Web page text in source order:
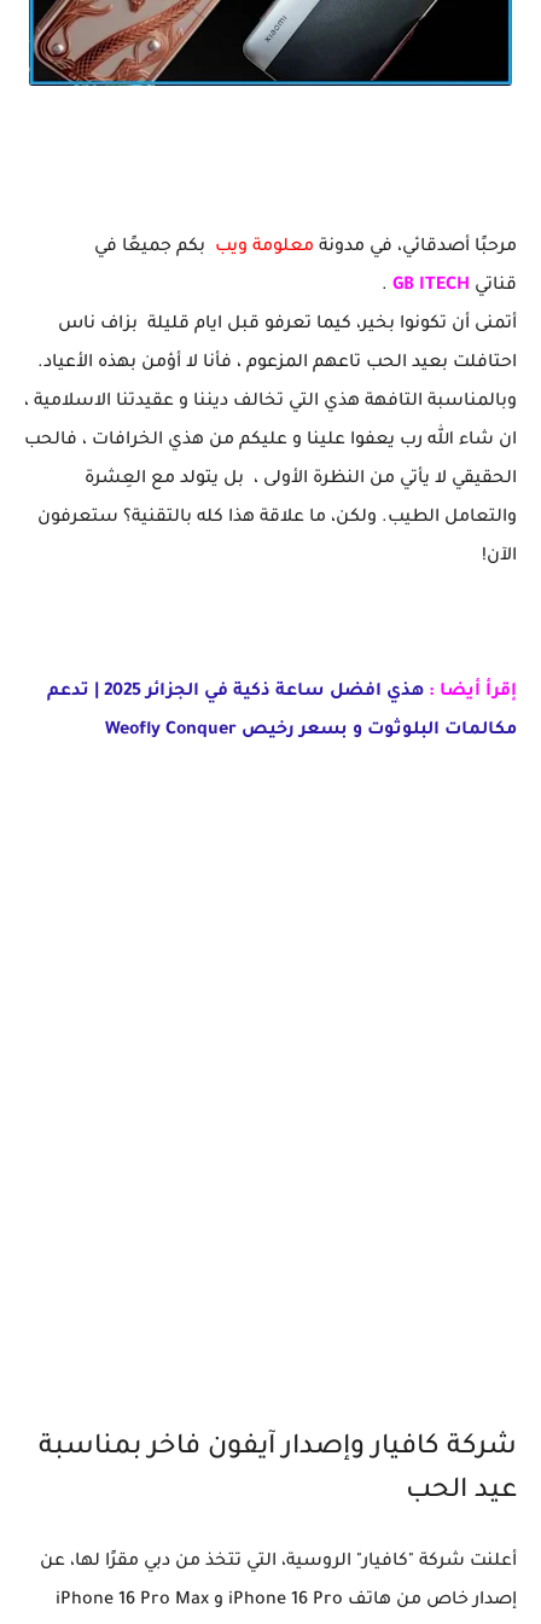
مرحبًا أصدقائي، في مدونة معلومة ويب بكم جميعًا في
قناتي GB ITECH
.
أتمنى أن تكونوا بخير، كيما تعرفو قبل ايام قليلة بزاف ناس
احتافلت بعيد الحب تاعهم المزعوم ، فأنا لا أؤمن بهذه الأعياد.
وبالمناسبة التافهة هذي التي تخالف ديننا و عقيدتنا الاسلامية ،
ان شاء الله رب يعفوا علينا و عليكم من هذي الخرافات ، فالحب
الحقيقي لا يأتي من النظرة الأولى ، بل يتولد مع العِشرة
والتعامل الطيب. ولكن، ما علاقة هذا كله بالتقنية؟ ستعرفون
الآن!
إقرأ أيضا :
هذي افضل ساعة ذكية في الجزائر 2025 | تدعم
مكالمات البلوثوت و بسعر رخيص Weofly Conquer
شركة كافيار وإصدار آيفون فاخر بمناسبة
عيد الحب
أعلنت شركة "كافيار" الروسية، التي تتخذ من دبي مقرًا لها، عن
إصدار خاص من هاتف iPhone 16 Pro و iPhone 16 Pro Max